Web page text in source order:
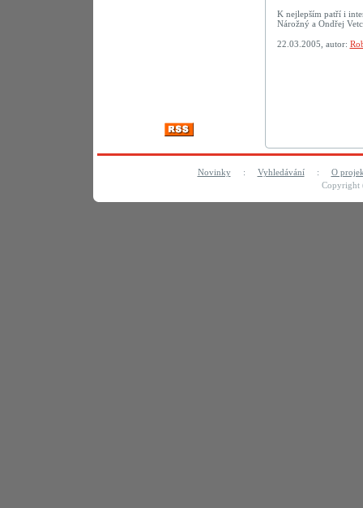
K nejlepším patří i
Nárožný a Ondřej
22.03.2005, autor:
Novinky: Vyhledávání: O
Copyright